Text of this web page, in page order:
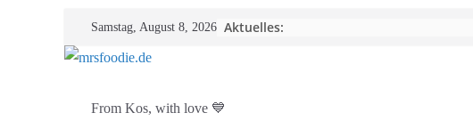
Inhalt
Samstag, August 8, 2026 Aktuelles:
From Kos, with love 💙